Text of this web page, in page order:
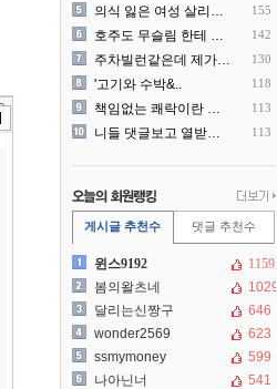
의식 잃은 여성 살리려다 성.. 155
호주도 무슬림 한테 점령 당.. 142
주차빌런같은데 제가 잘못한건.. 130
'고기와 수박&.. 118
책임없는 쾌락이란 말에 빡친.. 113
니들 댓글보고 열받아서 집구.. 113
게시글 추천수 댓글 추천수
윈스9192
1159
봄의왈츠네
1029
달리는신짱구
646
wonder2569
623
ssmymoney
599
나아닌너
541